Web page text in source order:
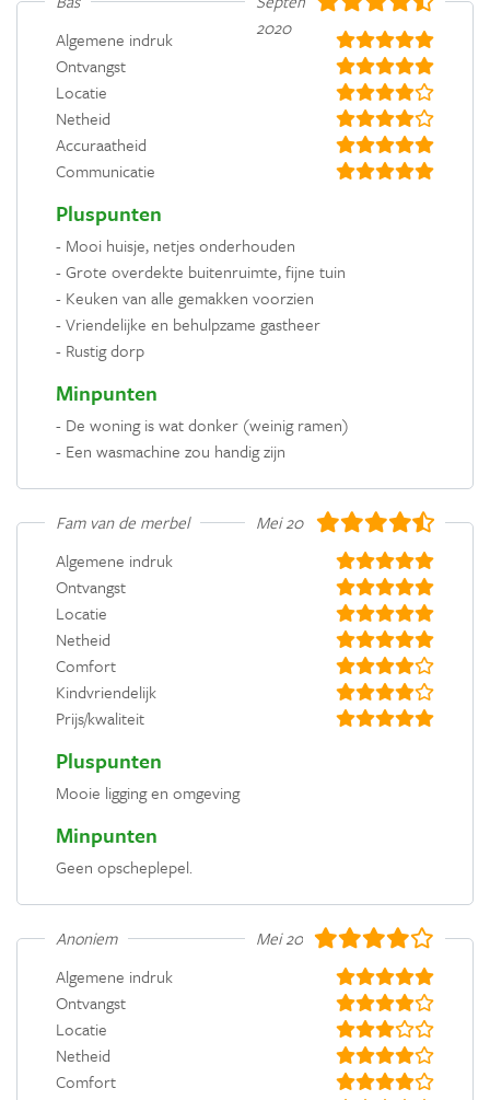
2020
Algemene indruk
Ontvangst
Locatie
Netheid
Accuraatheid
Communicatie
Pluspunten
- Mooi huisje, netjes onderhouden
- Grote overdekte buitenruimte, fijne tuin
- Keuken van alle gemakken voorzien
- Vriendelijke en behulpzame gastheer
- Rustig dorp
Minpunten
- De woning is wat donker (weinig ramen)
- Een wasmachine zou handig zijn
Fam van de merbel
Mei 2019
Algemene indruk
Ontvangst
Locatie
Netheid
Comfort
Kindvriendelijk
Prijs/kwaliteit
Pluspunten
Mooie ligging en omgeving
Minpunten
Geen opscheplepel.
Anoniem
Mei 2019
Algemene indruk
Ontvangst
Locatie
Netheid
Comfort